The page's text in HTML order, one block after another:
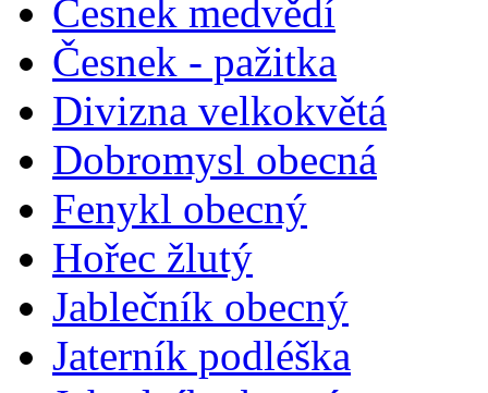
Česnek medvědí
Česnek - pažitka
Divizna velkokvětá
Dobromysl obecná
Fenykl obecný
Hořec žlutý
Jablečník obecný
Jaterník podléška